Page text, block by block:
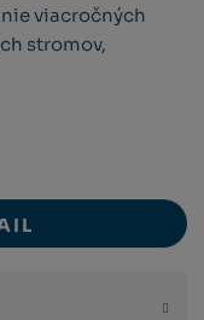
viacročných
stromov,